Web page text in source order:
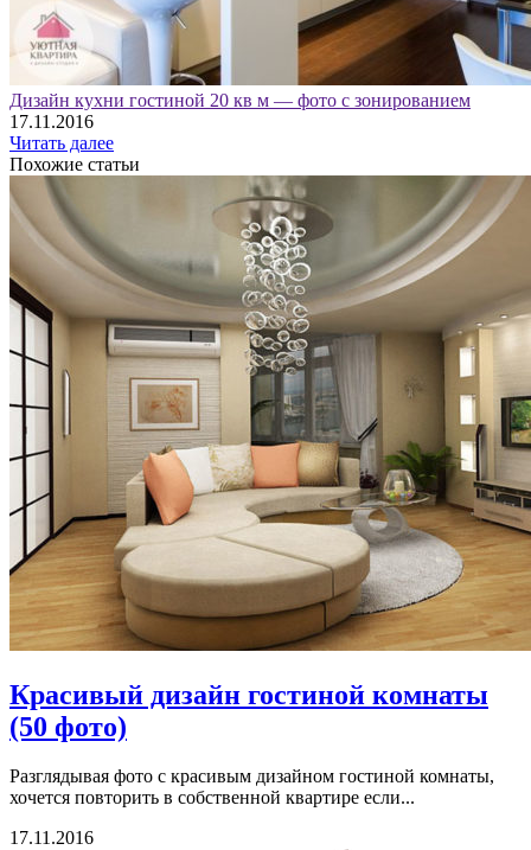
Дизайн кухни гостиной 20 кв м — фото с зонированием
17.11.2016
Читать далее
Похожие статьи
Красивый дизайн гостиной комнаты
(50 фото)
Разглядывая фото с красивым дизайном гостиной комнаты,
хочется повторить в собственной квартире если...
17.11.2016